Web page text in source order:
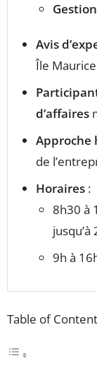
Gestion
Avis
Île
d’affaires
Approche
de
Horaires :
8h30 à
jusqu’à
9h à
Table of